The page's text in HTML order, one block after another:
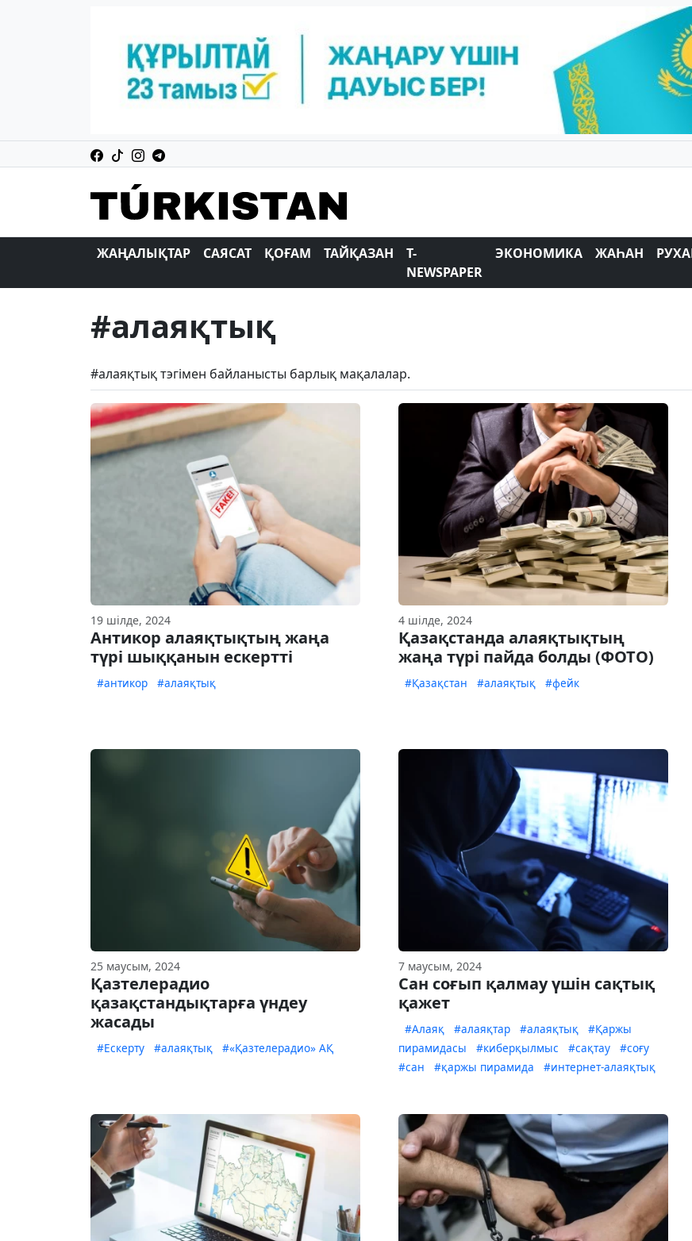
ЖАҢАЛЫҚТАР САЯСАТ ҚОҒАМ ТАЙҚАЗАН
T-
NEWSPAPER
ЭКОНОМИКА ЖАҺАН
#алаяқтық
#алаяқтық тэгімен байланысты барлық мақалалар.
19 шілде, 2024
Антикор алаяқтықтың жаңа
түрі шыққанын ескертті
#антикор #алаяқтық
4 шілде, 2024
Қазақстанда алаяқтықтың
жаңа түрі пайда болды (ФОТО)
#Қазақстан #алаяқтық #фейк
25 маусым, 2024
Қазтелерадио
қазақстандықтарға үндеу
жасады
#Ескерту #алаяқтық #«Қазтелерадио» АҚ
7 маусым, 2024
Сан соғып қалмау үшін сақтық
қажет
#Алаяқ #алаяқтар #алаяқтық
#Қаржы
пирамидасы
#киберқылмыс #сақтау
#соғу
#сан
#қаржы пирамида #интернет-алаяқтық